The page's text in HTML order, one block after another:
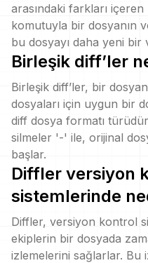
arasındaki farkları
komutuyla bir dosyanın
bu dosyayı daha yeni
Birleşik diff’ler
Birleşik diff’ler, bir
dosyaları için uygun bir
diff dosya formatı
silmeler '-' ile, orijinal
başlar.
Diffler versiyon
sistemlerinde
Diffler, versiyon kontrol
ekiplerin bir dosyada
izlemelerini sağlarlar. Bu